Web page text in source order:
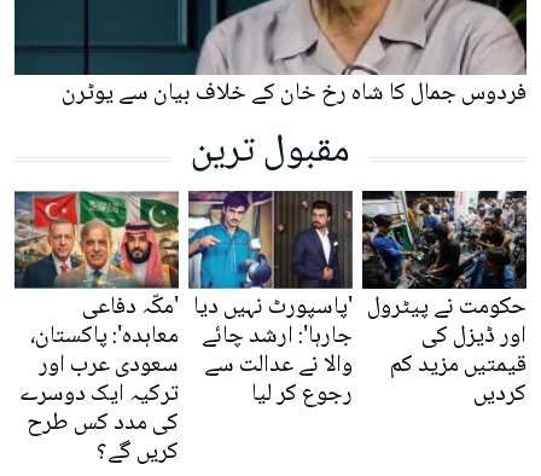
فردوس جمال کا شاہ رخ خان کے خلاف بیان سے یوٹرن
مقبول ترین
حکومت نے پیٹرول
اور ڈیزل کی
قیمتیں مزید کم
کردیں
'پاسپورٹ نہیں دیا
جارہا': ارشد چائے
والا نے عدالت سے
رجوع کر لیا
'مکّہ دفاعی
معاہدہ': پاکستان،
سعودی عرب اور
ترکیہ ایک دوسرے
کی مدد کس طرح
کریں گے؟